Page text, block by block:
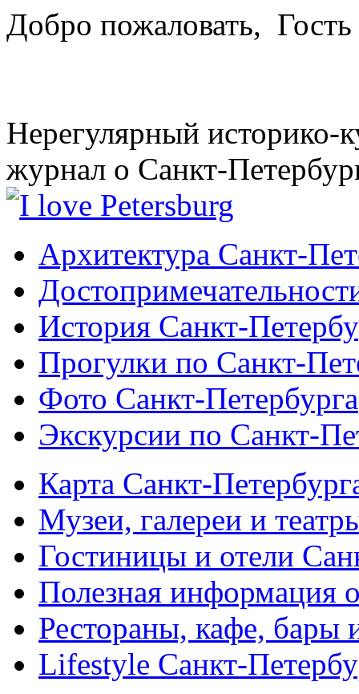
Добро пожаловать, Гость
Нерегулярный историко-
журнал о Санкт-
Архитектура Санкт-
История Санкт-
Прогулки по Санкт-
Фото Санкт-Петербурга
Экскурсии по Санкт-
Карта Санкт-
Музеи, галереи и
Гостиницы и отели
Полезная информация
Рестораны, кафе, бары
Lifestyle Санкт-